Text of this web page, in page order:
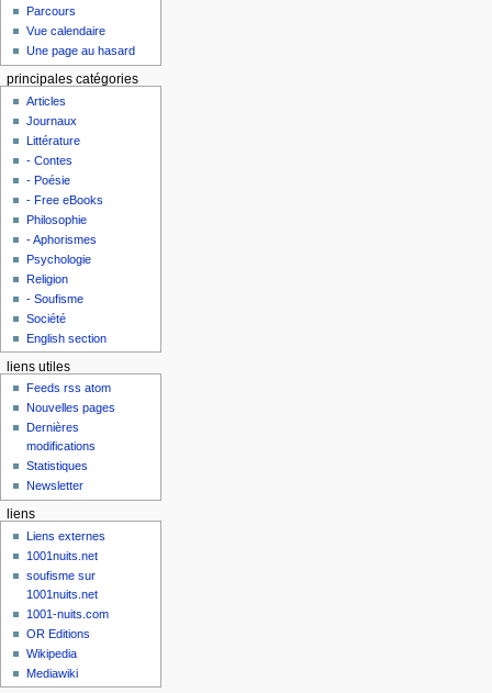
Parcours
Vue calendaire
Une page au hasard
principales catégories
Articles
Journaux
Littérature
- Contes
- Poésie
- Free eBooks
Philosophie
- Aphorismes
Psychologie
Religion
- Soufisme
Société
English section
liens utiles
Feeds rss atom
Nouvelles pages
Dernières
modifications
Statistiques
Newsletter
liens
Liens externes
1001nuits.net
soufisme sur
1001nuits.net
1001-nuits.com
OR Editions
Wikipedia
Mediawiki